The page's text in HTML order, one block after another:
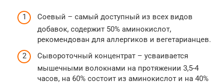
Соевый – самый доступный из всех видов
добавок, содержит 50% аминокислот,
рекомендован для аллергиков и вегетарианцев.
Сывороточный концентрат – усваивается
мышечными волокнами на протяжении 3,5-4
часов, на 60% состоит из аминокислот и на 40%